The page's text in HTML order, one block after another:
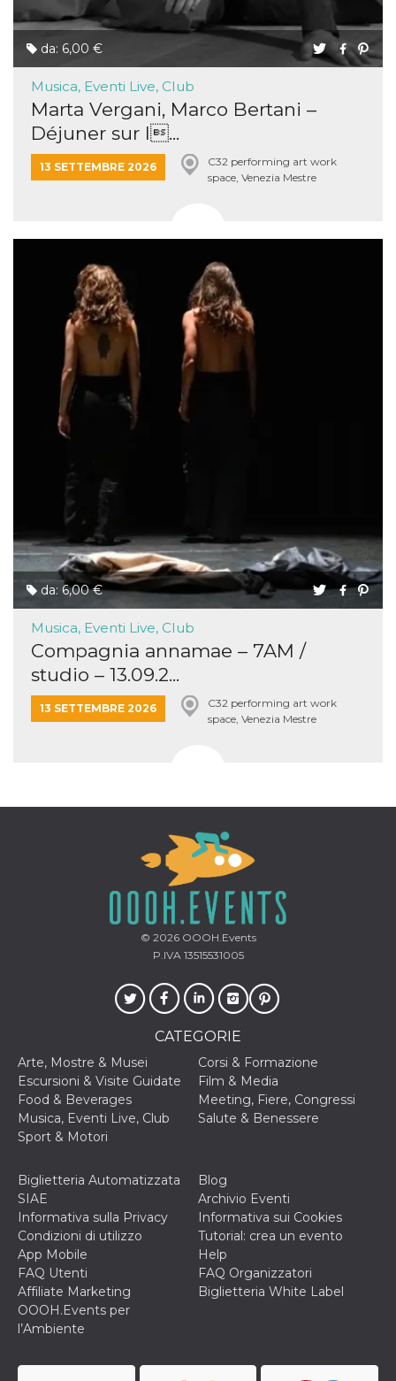
da: 6,00 €
Musica, Eventi Live, Club
Marta Vergani, Marco Bertani –
Déjuner sur l...
13 SETTEMBRE 2026
C32 performing art work
space, Venezia Mestre
da: 6,00 €
Musica, Eventi Live, Club
Compagnia annamae – 7AM /
studio – 13.09.2...
13 SETTEMBRE 2026
C32 performing art work
space, Venezia Mestre
© 2026OOOH.Events
P.IVA 13515531005
CATEGORIE
Arte, Mostre & Musei
Corsi & Formazione
Escursioni & Visite Guidate
Film & Media
Food & Beverages
Meeting, Fiere, Congressi
Musica, Eventi Live, Club
Salute & Benessere
Sport & Motori
Biglietteria Automatizzata
SIAE
Blog
Archivio Eventi
Informativa sulla Privacy
Informativa sui Cookies
Condizioni di utilizzo
Tutorial: crea un evento
App Mobile
Help
FAQ Utenti
FAQ Organizzatori
Affiliate Marketing
Biglietteria White Label
OOOH.Events per
l’Ambiente